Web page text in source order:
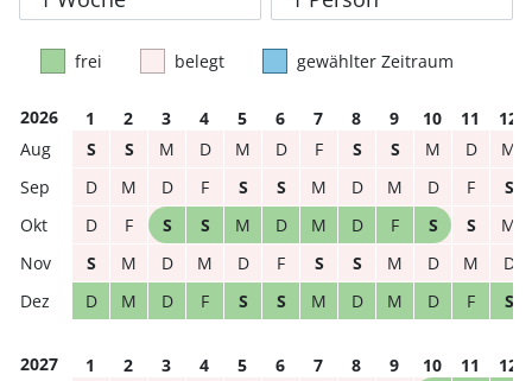
frei belegt gewählter Zeitraum
2026 1 2 3 4 5 6 7 8 9 10 11
12
S
S M D M D F S S M D
M
D
M D F S S M D M D F
S
D
F S S M D M D F S S
M
S
M D M D F S S M D M
D
D
M D F S S M D M D F S
2027 1 2 3 4 5 6 7 8 9 10 11
12